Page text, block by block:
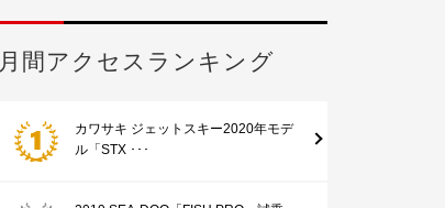
月間アクセスランキング
カワサキ ジェットスキー2020年モデ
ル「STX ･･･